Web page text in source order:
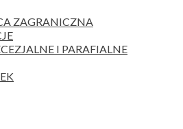
ZAGRANICZNA
I PARAFIALNE